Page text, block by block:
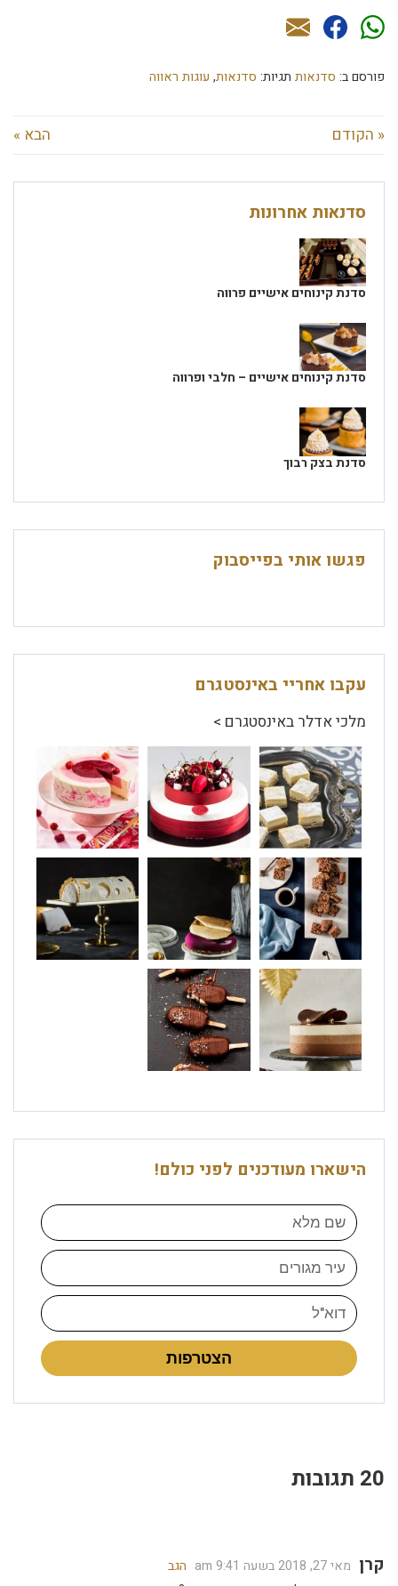
פורסם ב: סדנאות תגיות: סדנאות, עוגות ראווה
« הקודם הבא »
סדנאות אחרונות
סדנת קינוחים אישיים פרווה
סדנת קינוחים אישיים – חלבי ופרווה
סדנת בצק רבוך
פגשו אותי בפייסבוק
עקבו אחריי באינסטגרם
מלכי אדלר באינסטגרם >
הישארו מעודכנים לפני כולם!
הצטרפות
20 תגובות
קרן מאי 27, 2018 בשעה 9:41 am
הגב